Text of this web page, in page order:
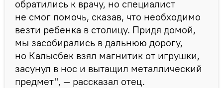
обратились к врачу, но специалист
не смог помочь, сказав, что необходимо
везти ребенка в столицу. Придя домой,
мы засобирались в дальнюю дорогу,
но Калысбек взял магнитик от игрушки,
засунул в нос и вытащил металлический
предмет", — рассказал отец.